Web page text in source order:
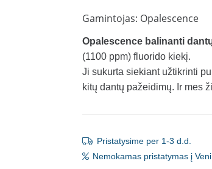
Gamintojas: Opalescence
Opalescence balinanti
(1100 ppm) fluorido kiekį.
Ji sukurta siekiant užtikrinti
kitų dantų pažeidimų. Ir mes
Pristatysime per 1-3 d.d.
Nemokamas pristatymas į